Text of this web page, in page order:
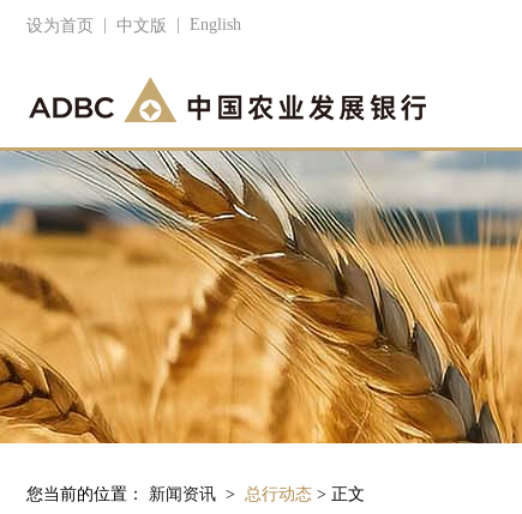
设为首页 中文版 English
您当前的位置： 新闻资讯 > 总行动态 > 正文